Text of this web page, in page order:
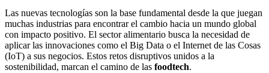
Las nuevas tecnologías son la base fundamental desde la que juegan
muchas industrias para encontrar el cambio hacia un mundo global
con impacto positivo. El sector alimentario busca la necesidad de
aplicar las innovaciones como el Big Data o el Internet de las Cosas
(IoT) a sus negocios. Estos retos disruptivos unidos a la
sostenibilidad, marcan el camino de las foodtech.